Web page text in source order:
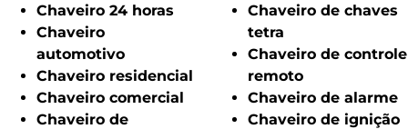
Chaveiro 24 horas
Chaveiro
automotivo
Chaveiro residencial
Chaveiro comercial
Chaveiro de
Chaveiro de chaves
tetra
Chaveiro de controle
remoto
Chaveiro de alarme
Chaveiro de ignição